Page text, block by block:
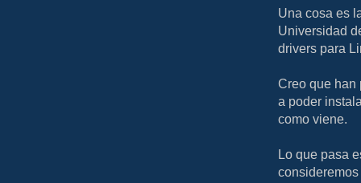
Una cosa es
Universidad
drivers para
Creo que han
a poder
como viene.
Lo que pasa